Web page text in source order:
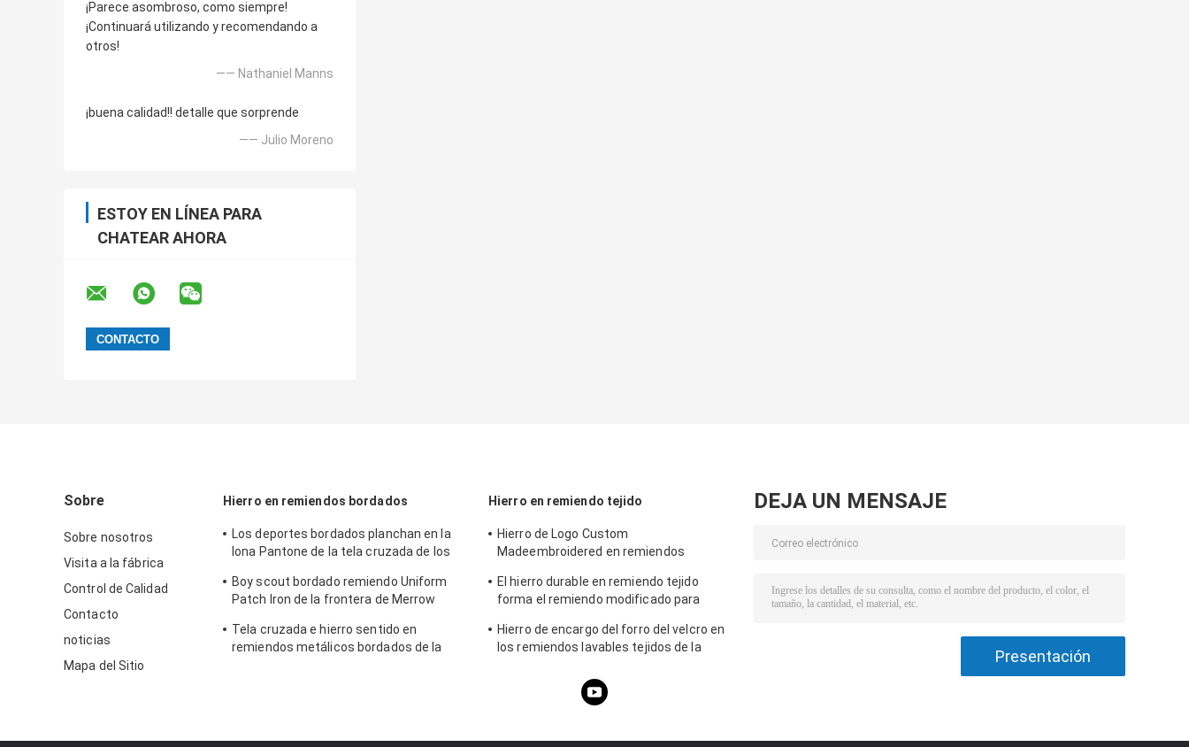
¡Parece asombroso, como siempre!
¡Continuará utilizando y recomendando a
otros!
—— Nathaniel Manns
¡buena calidad!! detalle que sorprende
—— Julio Moreno
ESTOY EN LÍNEA PARA
CHATEAR AHORA
Sobre
Sobre nosotros
Visita a la fábrica
Control de Calidad
Contacto
noticias
Mapa del Sitio
Hierro en remiendos bordados
Los deportes bordados planchan en la
lona Pantone de la tela cruzada de los
Boy scout bordado remiendo Uniform
Patch Iron de la frontera de Merrow
Tela cruzada e hierro sentido en
remiendos metálicos bordados de la
Hierro en remiendo tejido
Hierro de Logo Custom
Madeembroidered en remiendos
El hierro durable en remiendo tejido
forma el remiendo modificado para
poliester
Hierro de encargo del forro del velcro en
los remiendos lavables tejidos de la
sombreros de la ropa
DEJA UN MENSAJE